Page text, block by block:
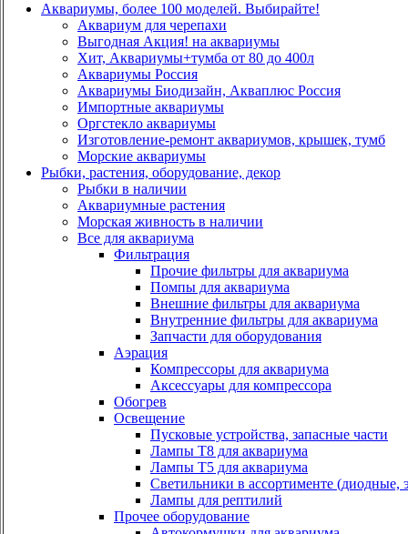
Аквариумы, более 100 моделей. Выбирайте!
Аквариум для черепахи
Выгодная Акция! на аквариумы
Хит, Аквариумы+тумба от 80 до 400л
Аквариумы Россия
Аквариумы Биодизайн, Акваплюс Россия
Импортные аквариумы
Оргстекло аквариумы
Изготовление-ремонт аквариумов, крышек, тумб
Морские аквариумы
Рыбки, растения, оборудование, декор
Рыбки в наличии
Аквариумные растения
Морская живность в наличии
Все для аквариума
Фильтрация
Прочие фильтры для аквариума
Помпы для аквариума
Внешние фильтры для аквариума
Внутренние фильтры для аквариума
Запчасти для оборудования
Аэрация
Компрессоры для аквариума
Аксессуары для компрессора
Обогрев
Освещение
Пусковые устройства, запасные части
Лампы Т8 для аквариума
Лампы Т5 для аквариума
Светильники в ассортименте (диодные,
Лампы для рептилий
Прочее оборудование